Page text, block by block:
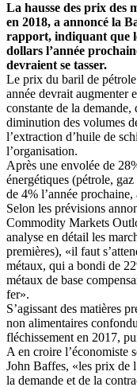
La hausse des prix des
en 2018, a annoncé la
rapport, indiquant que
dollars l’année
devraient se tasser.
Le prix du baril de
année devrait augmenter
constante de la demande,
diminution des volumes
l’extraction d’huile de
l’organisation.
Après une envolée de
énergétiques (pétrole,
de 4% l’année
Selon les prévisions
Commodity Markets
analyse en détail les
premières), «il faut
métaux, qui a bondi de
métaux de base
fer».
S’agissant des matières
non alimentaires
fléchissement en 2017,
A en croire l’économiste
John Baffes, «les prix de
la demande et de la